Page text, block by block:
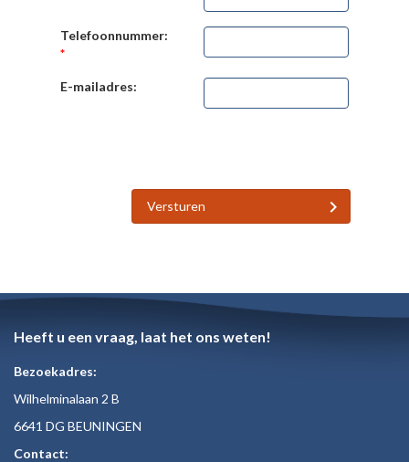
Telefoonnummer:
*
E-mailadres:
Versturen
Heeft u een vraag, laat het ons weten!
Bezoekadres:
Wilhelminalaan 2 B
6641 DG BEUNINGEN
Contact: